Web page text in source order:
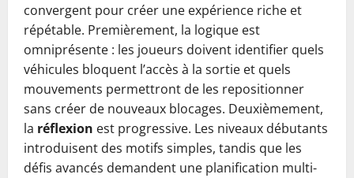
convergent pour créer une expérience riche et
répétable. Premièrement, la logique est
omniprésente : les joueurs doivent identifier quels
véhicules bloquent l’accès à la sortie et quels
mouvements permettront de les repositionner
sans créer de nouveaux blocages. Deuxièmement,
la réflexion est progressive. Les niveaux débutants
introduisent des motifs simples, tandis que les
défis avancés demandent une planification multi-